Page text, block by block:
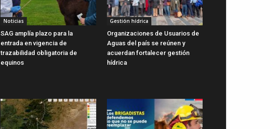
Noticias
SAG amplía plazo para la
entrada en vigencia de
trazabilidad obligatoria de
equinos
Gestión hídrica
Organizaciones de Usuarios de
Aguas del país se reúnen y
acuerdan fortalecer gestión
hídrica